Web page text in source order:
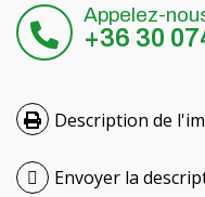
Appelez-
+36 30
Description de
Envoyer la